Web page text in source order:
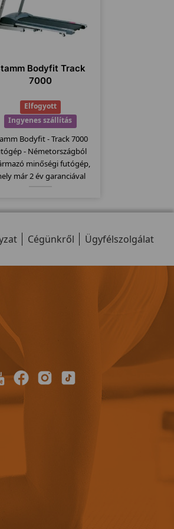
Bodyfit Track
7000
Elfogyott
Ingyenes szállítás
Bodyfit - Track 7000
- Németországból
minőségi futógép,
már 2 év garanciával
kategóriájához képest
rendelkezik.
Cégünkről Ügyfélszolgálat